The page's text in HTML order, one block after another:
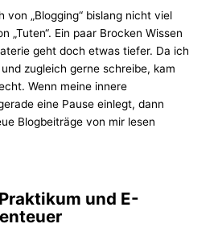
von „Blogging“ bislang nicht viel
„Tuten“. Ein paar Brocken Wissen
geht doch etwas tiefer. Da ich
zugleich gerne schreibe, kam
Wenn meine innere
eine Pause einlegt, dann
Blogbeiträge von mir lesen
und E-